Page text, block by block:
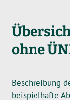
ohne
Beschreibung
beispielhafte